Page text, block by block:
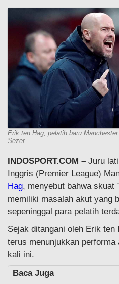
LIGA EUROPA
Erik ten Hag, pelatih baru
Sezer
INDOSPORT.COM – Juru
Inggris (Premier League)
Hag, menyebut bahwa skuat
memiliki masalah akut yang
sepeninggal para pelatih
Sejak ditangani oleh Erik ten
terus menunjukkan
kali ini.
Baca Juga